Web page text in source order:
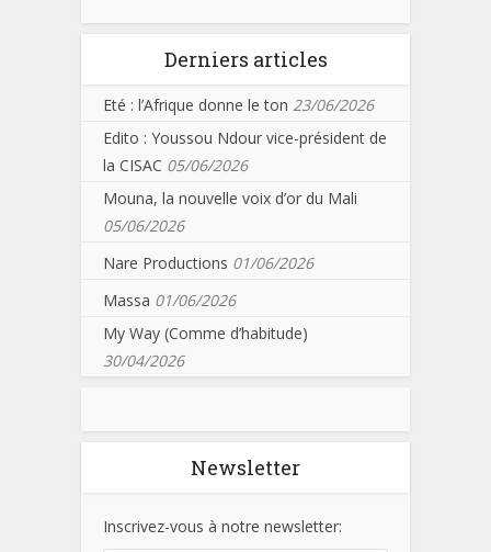
Derniers articles
Eté : l’Afrique donne le ton 23/06/2026
Edito : Youssou Ndour vice-président de
la CISAC 05/06/2026
Mouna, la nouvelle voix d’or du Mali
05/06/2026
Nare Productions 01/06/2026
Massa 01/06/2026
My Way (Comme d’habitude)
30/04/2026
Newsletter
Inscrivez-vous à notre newsletter: